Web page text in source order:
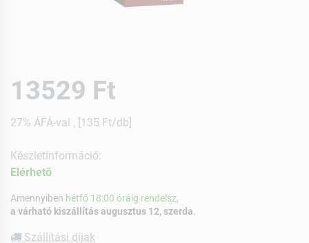
13529 Ft
27% ÁFÁ-val , [135 Ft/db]
Készletinformáció:
Elérhetõ
Amennyiben hétfő 18:00 óráig rendelsz,
a várható kiszállítás augusztus 12, szerda
Szállítási díjak